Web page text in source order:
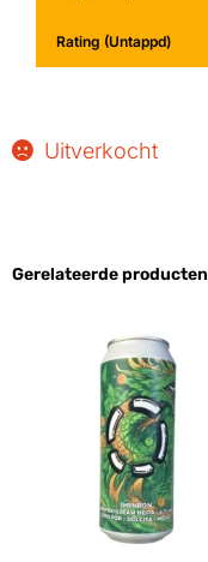
Rating (Untappd)
Uitverkocht
Gerelateerde producten